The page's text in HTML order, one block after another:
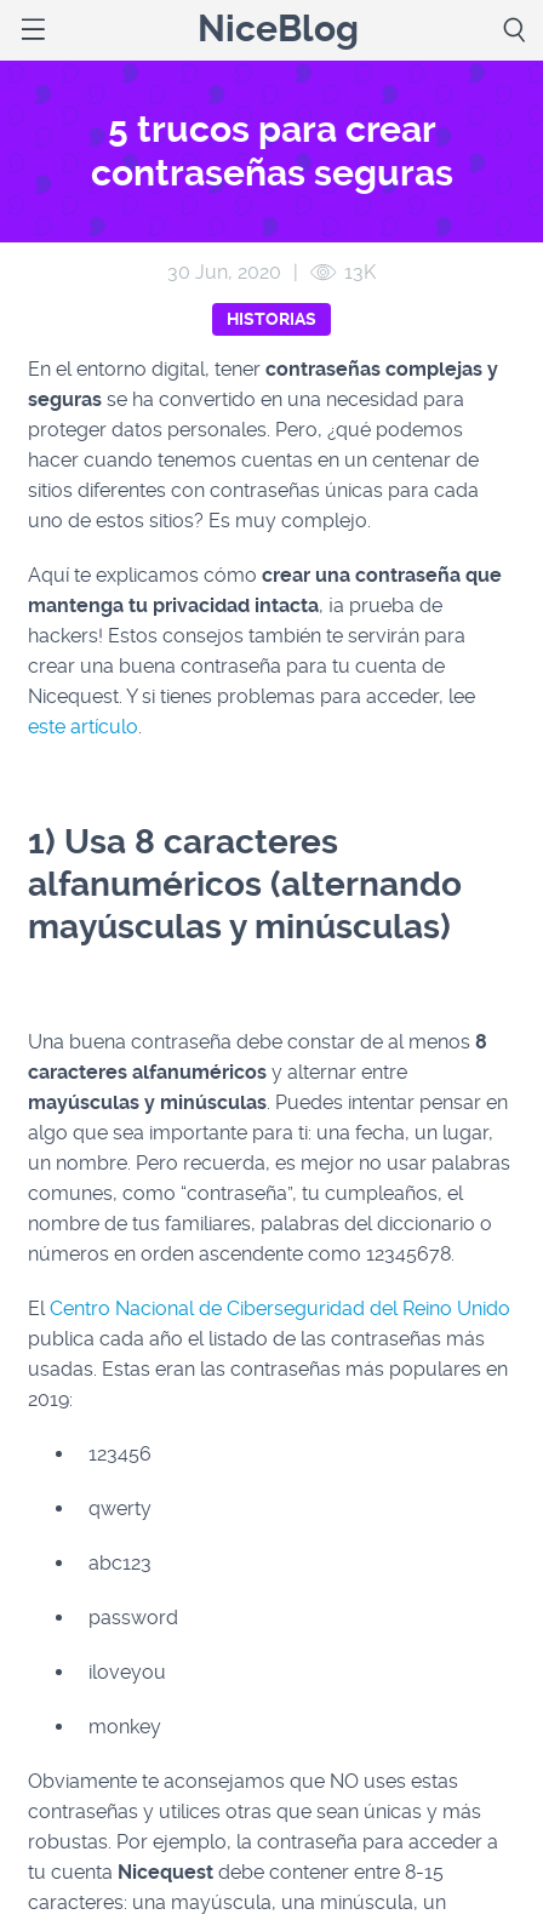
NiceBlog
5 trucos para crear
contraseñas seguras
30 Jun, 2020 | 13K
HISTORIAS
En el entorno digital, tener contraseñas complejas y
seguras se ha convertido en una necesidad para
proteger datos personales. Pero, ¿qué podemos
hacer cuando tenemos cuentas en un centenar de
sitios diferentes con contraseñas únicas para cada
uno de estos sitios? Es muy complejo.
Aquí te explicamos cómo crear una contraseña que
mantenga tu privacidad intacta, ¡a prueba de
hackers! Estos consejos también te servirán para
crear una buena contraseña para tu cuenta de
Nicequest. Y si tienes problemas para acceder, lee
este artículo.
1) Usa 8 caracteres
alfanuméricos (alternando
mayúsculas y minúsculas)
Una buena contraseña debe constar de al menos8
caracteres alfanuméricos y alternar entre
mayúsculas y minúsculas. Puedes intentar pensar en
algo que sea importante para ti: una fecha, un lugar,
un nombre. Pero recuerda, es mejor no usar palabras
comunes, como “contraseña”, tu cumpleaños, el
nombre de tus familiares, palabras del diccionario o
números en orden ascendente como 12345678.
ElCentro Nacional de Ciberseguridad del Reino Unido
publica cada año el listado de las contraseñas más
usadas. Estas eran las contraseñas más populares en
2019:
123456
qwerty
abc123
password
iloveyou
monkey
Obviamente te aconsejamos que NO uses estas
contraseñas y utilices otras que sean únicas y más
robustas. Por ejemplo, la contraseña para acceder a
tu cuenta Nicequestdebe contener entre 8-15
caracteres: una mayúscula, una minúscula, un